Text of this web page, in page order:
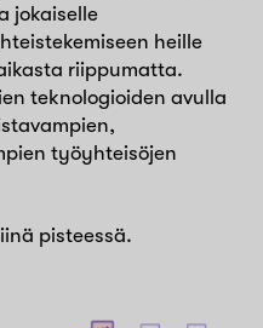
jokaiselle
heille
riippumatta.
teknologioiden avulla
työyhteisöjen
pisteessä.